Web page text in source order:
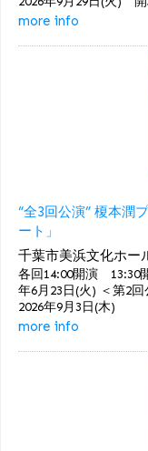
more info
“全3回公演” 榎本潤
ート」
千葉市美浜文化ホ
各回14:00開演 13:30
年6月23日(火) ＜第2
2026年9月3日(木)
more info